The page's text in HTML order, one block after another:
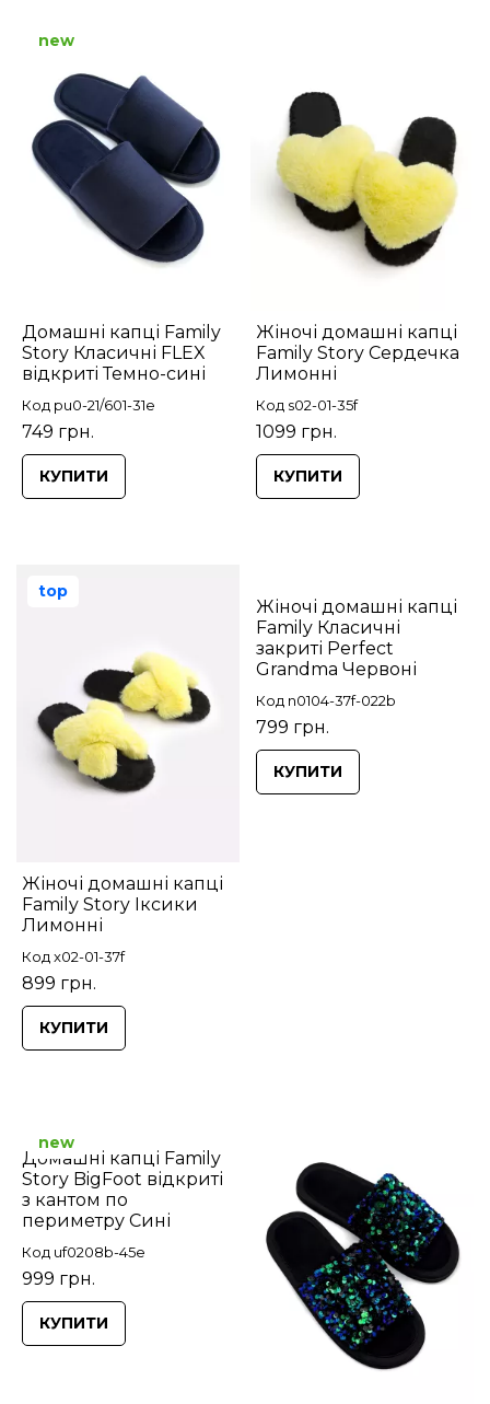
Домашні капці Family
Story Класичні FLEX
відкриті Темно-сині
Код pu0-21/601-31e
749 грн.
new
КУПИТИ
Жіночі домашні капці
Family Story Сердечка
Лимонні
Код s02-01-35f
1099 грн.
КУПИТИ
Жіночі домашні капці
Family Story Іксики
Лимонні
Код x02-01-37f
899 грн.
top
КУПИТИ
Жіночі домашні капці
Family Класичні
закриті Perfect
Grandma Червоні
Код n0104-37f-022b
799 грн.
КУПИТИ
Домашні капці Family
Story BigFoot відкриті
з кантом по
периметру Сині
Код uf0208b-45e
999 грн.
new
КУПИТИ